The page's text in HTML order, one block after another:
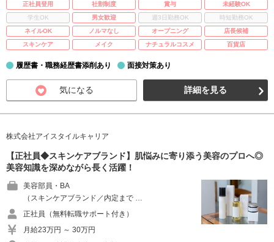
正社員登用 社割制度 賞与
未経験OK
学生OK
男女歓迎 週3日勤務OK
時短勤務OK
ネイルOK
ノルマなし オープニング
店長候補
スキンケア
メイク ナチュラルコスメ 百貨店
履歴書・職務経歴書添削あり 面接対策あり
気になる 詳細を見る
株式会社アイスタイルキャリア
【正社員◆スキンケアブランド】肌悩みに寄り添う美容のプロへ◎
美容知識を深めながら長く活躍！
美容部員・BA
（スキンケアブランド／内定まで …
正社員（無料転職サポート付き）
月給23万円 ～ 30万円